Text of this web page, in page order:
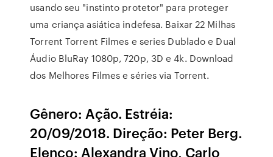
usando seu "instinto protetor" para proteger
uma criança asiática indefesa. Baixar 22 Milhas
Torrent Torrent Filmes e series Dublado e Dual
Áudio BluRay 1080p, 720p, 3D e 4k. Download
dos Melhores Filmes e séries via Torrent.
Gênero: Ação. Estréia:
20/09/2018. Direção: Peter Berg.
Elenco: Alexandra Vino, Carlo